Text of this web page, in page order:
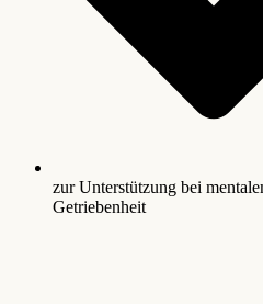
zur Unterstützung bei
Getriebenheit